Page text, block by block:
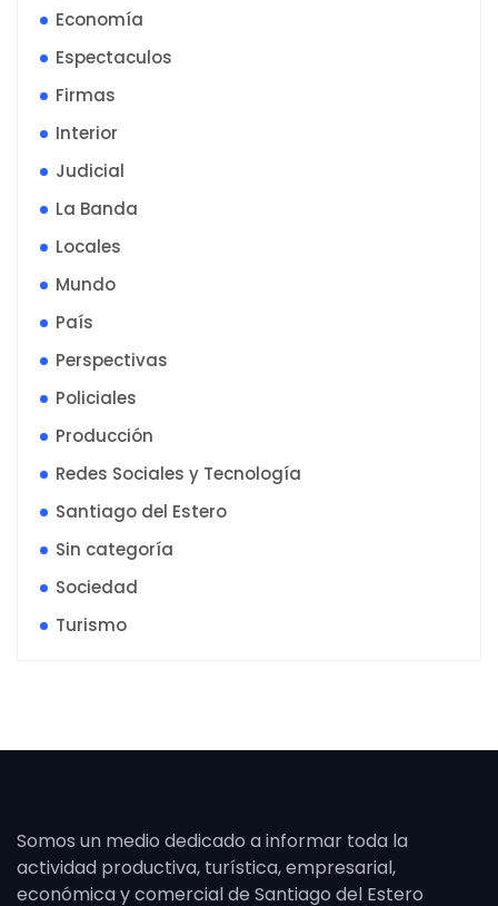
Economía
Espectaculos
Firmas
Interior
Judicial
La Banda
Locales
Mundo
País
Perspectivas
Policiales
Producción
Redes Sociales y Tecnología
Santiago del Estero
Sin categoría
Sociedad
Turismo
Somos un medio dedicado a informar toda la
actividad productiva, turística, empresarial,
económica y comercial de Santiago del Estero